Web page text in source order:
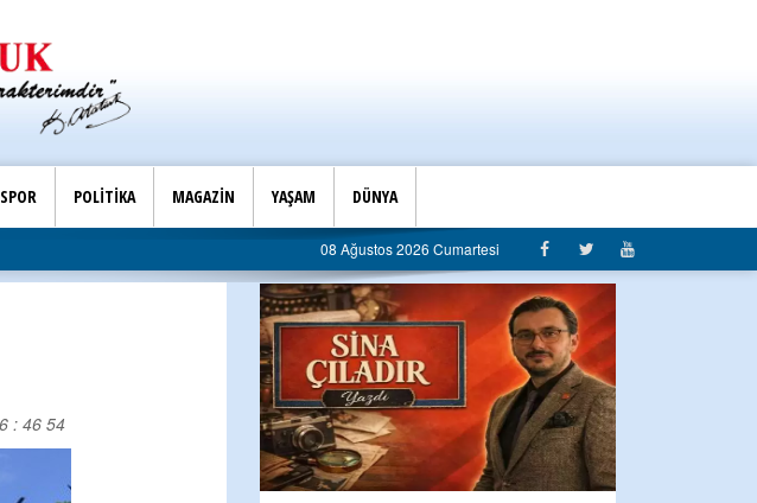
SPOR POLİTİKA MAGAZİN YAŞAM DÜNYA
“Algı siyaseti değil, hizmet belediyeciliği” 08 Ağustos 2026 Cumartesi
: 46 54